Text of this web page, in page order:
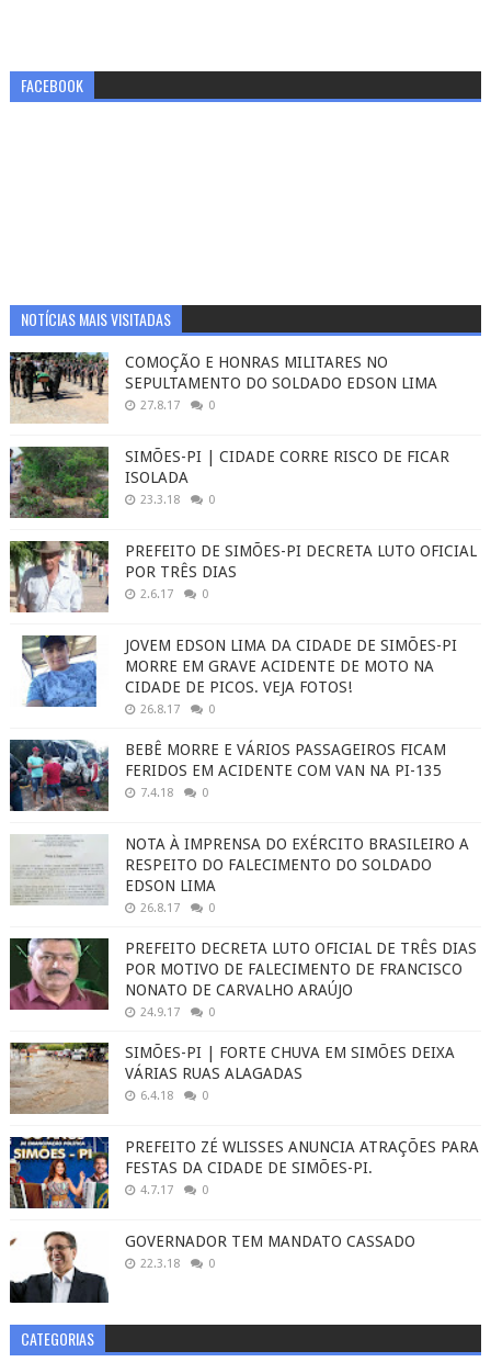
FACEBOOK
NOTÍCIAS MAIS VISITADAS
COMOÇÃO E HONRAS MILITARES NO
SEPULTAMENTO DO SOLDADO EDSON LIMA
27.8.17 0
SIMÕES-PI | CIDADE CORRE RISCO DE FICAR
ISOLADA
23.3.18 0
PREFEITO DE SIMÕES-PI DECRETA LUTO OFICIAL
POR TRÊS DIAS
2.6.17 0
JOVEM EDSON LIMA DA CIDADE DE SIMÕES-PI
MORRE EM GRAVE ACIDENTE DE MOTO NA
CIDADE DE PICOS. VEJA FOTOS!
26.8.17 0
BEBÊ MORRE E VÁRIOS PASSAGEIROS FICAM
FERIDOS EM ACIDENTE COM VAN NA PI-135
7.4.18 0
NOTA À IMPRENSA DO EXÉRCITO BRASILEIRO A
RESPEITO DO FALECIMENTO DO SOLDADO
EDSON LIMA
26.8.17 0
PREFEITO DECRETA LUTO OFICIAL DE TRÊS DIAS
POR MOTIVO DE FALECIMENTO DE FRANCISCO
NONATO DE CARVALHO ARAÚJO
24.9.17 0
SIMÕES-PI | FORTE CHUVA EM SIMÕES DEIXA
VÁRIAS RUAS ALAGADAS
6.4.18 0
PREFEITO ZÉ WLISSES ANUNCIA ATRAÇÕES PARA
FESTAS DA CIDADE DE SIMÕES-PI.
4.7.17 0
GOVERNADOR TEM MANDATO CASSADO
22.3.18 0
CATEGORIAS